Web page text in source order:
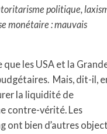
politique,
monétaire : mauvais
les USA et la
Mais, dit-il,
la liquidité de
contre-vérité. Les
ont bien d’autres